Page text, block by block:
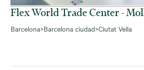
Flex World Trade Center -
Barcelona>Barcelona ciudad>Ciutat Vella